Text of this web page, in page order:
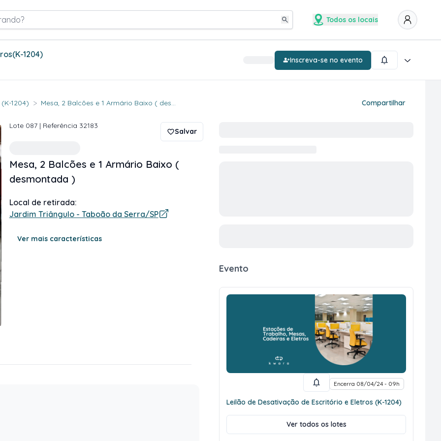
Todos os locais
(K-1204)
Inscreva-se no evento
1204) > Mesa, 2 Balcões e 1 Armário Baixo ( des... Compartilhar
Lote 087| Referência 32183
Salvar
Mesa, 2 Balcões e 1 Armário Baixo (
desmontada )
Local de retirada:
Jardim Triângulo - Taboão da Serra/SP
Ver mais características
Evento
Encerra 08/04/24 - 09h
Leilão de Desativação de Escritório e Eletros (K-1204)
Ver todos os lotes